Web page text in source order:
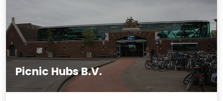
Picnic Hubs B.V.